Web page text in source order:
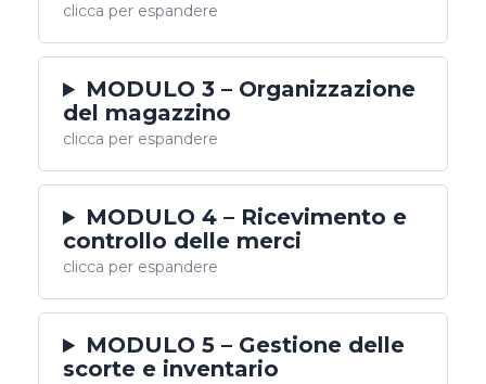
clicca per espandere
MODULO 3 – Organizzazione
del magazzino
clicca per espandere
MODULO 4 – Ricevimento e
controllo delle merci
clicca per espandere
MODULO 5 – Gestione delle
scorte e inventario